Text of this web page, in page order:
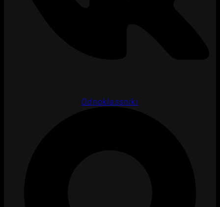
Odnoklassniki